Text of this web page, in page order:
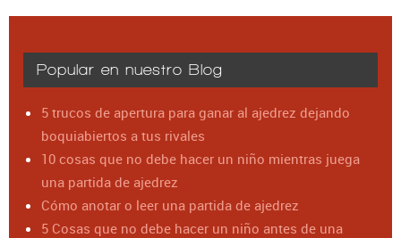
Popular en nuestro Blog
5 trucos de apertura para ganar al ajedrez dejando
boquiabiertos a tus rivales
10 cosas que no debe hacer un niño mientras juega
una partida de ajedrez
Cómo anotar o leer una partida de ajedrez
5 Cosas que no debe hacer un niño antes de una